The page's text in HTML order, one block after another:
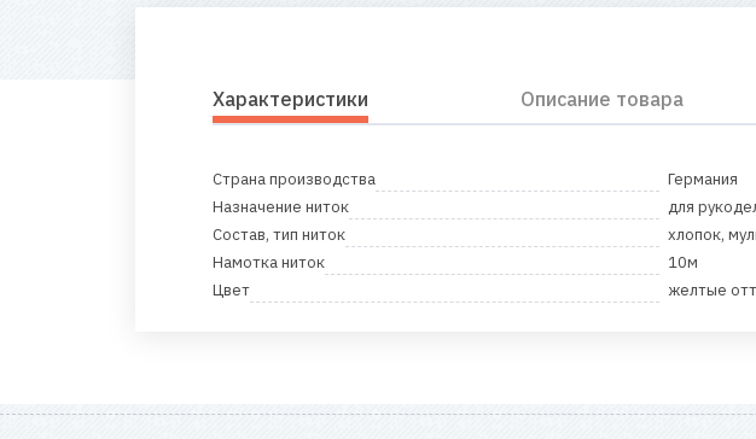
Характеристики Описание товара
Страна производства
Германия
Назначение ниток
для
Состав, тип ниток
хлопок,
Намотка ниток
10м
Цвет
желтые